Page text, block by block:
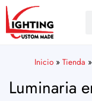
Inicio» Tienda »
Luminaria